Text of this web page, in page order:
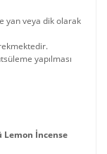
yan veya dik olarak
yapılması
Lemon İncense